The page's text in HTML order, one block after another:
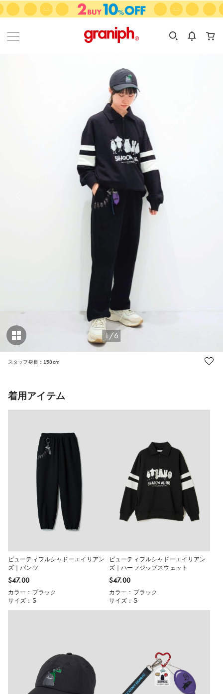
カテゴリーから探す
KIDS
カテゴリ
サイズ
1/6
スタッフ身長：158cm
着用アイテム
ビューティフルシャドーエイリアン
ズ｜パンツ
$‌47.00
カラー：ブラック
サイズ：S
ビューティフルシャドーエイリアン
ズ｜ハーフジップスウェット
$‌47.00
カラー：ブラック
サイズ：S